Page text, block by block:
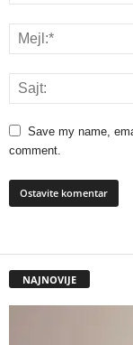
Save my name,
comment.
NAJNOVIJE